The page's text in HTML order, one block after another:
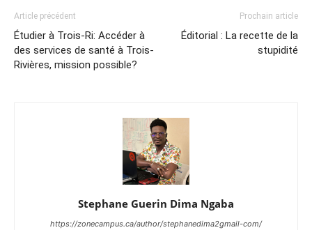
Article précédent
Étudier à Trois-Ri: Accéder à
des services de santé à Trois-
Rivières, mission possible?
Prochain article
Éditorial : La recette de la
stupidité
Stephane Guerin Dima Ngaba
https://zonecampus.ca/author/stephanedima2gmail-com/